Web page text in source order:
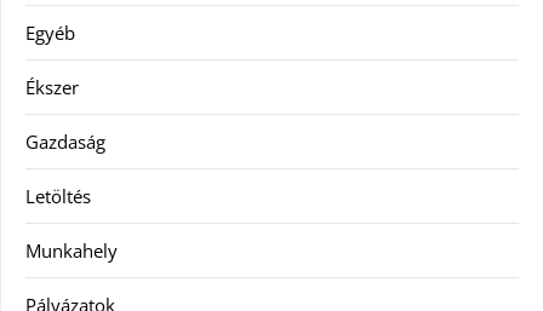
Egyéb
Ékszer
Gazdaság
Letöltés
Munkahely
Pályázatok